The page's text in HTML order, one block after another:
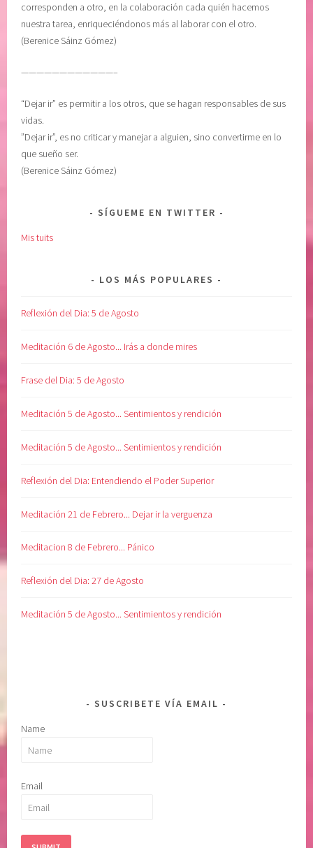
corresponden a otro, en la colaboración cada quién hacemos
nuestra tarea, enriqueciéndonos más al laborar con el otro.
(Berenice Sáinz Gómez)
————————————–
“Dejar ir” es permitir a los otros, que se hagan responsables de sus
vidas.
”Dejar ir”, es no criticar y manejar a alguien, sino convertirme en lo
que sueño ser.
(Berenice Sáinz Gómez)
SÍGUEME EN TWITTER
Mis tuits
LOS MÁS POPULARES
Reflexión del Dia: 5 de Agosto
Meditación 6 de Agosto... Irás a donde mires
Frase del Dia: 5 de Agosto
Meditación 5 de Agosto... Sentimientos y rendición
Meditación 5 de Agosto... Sentimientos y rendición
Reflexión del Dia: Entendiendo el Poder Superior
Meditación 21 de Febrero... Dejar ir la verguenza
Meditacion 8 de Febrero... Pánico
Reflexión del Dia: 27 de Agosto
Meditación 5 de Agosto... Sentimientos y rendición
SUSCRIBETE VÍA EMAIL
Name
Email